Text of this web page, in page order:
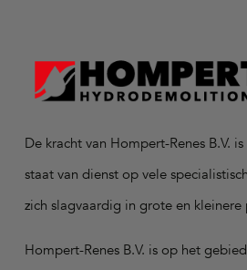
De kracht van Hompert-Renes B.V.
staat van dienst op vele
zich slagvaardig in grote en kleinere
Hompert-Renes B.V. is op het